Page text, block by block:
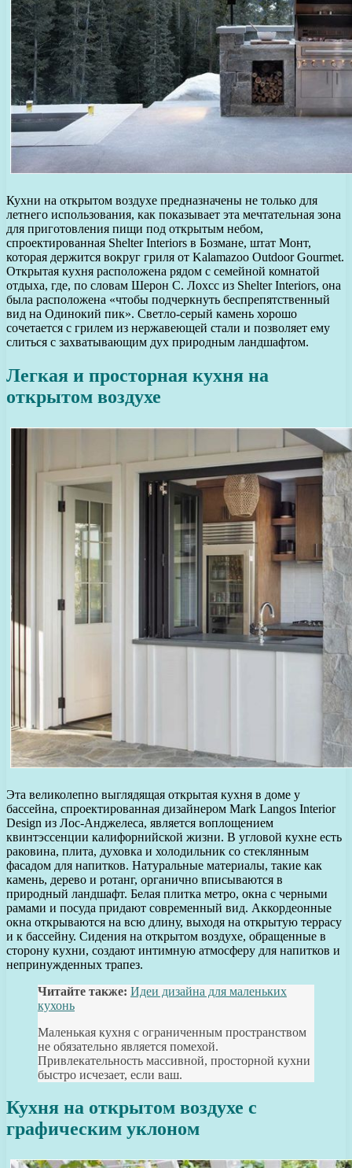
Кухни на открытом воздухе предназначены не только для
летнего использования, как показывает эта мечтательная зона
для приготовления пищи под открытым небом,
спроектированная Shelter Interiors в Бозмане, штат Монт,
которая держится вокруг гриля от Kalamazoo Outdoor Gourmet.
Открытая кухня расположена рядом с семейной комнатой
отдыха, где, по словам Шерон С. Лохсс из Shelter Interiors, она
была расположена «чтобы подчеркнуть беспрепятственный
вид на Одинокий пик». Светло-серый камень хорошо
сочетается с грилем из нержавеющей стали и позволяет ему
слиться с захватывающим дух природным ландшафтом.
Легкая и просторная кухня на
открытом воздухе
Эта великолепно выглядящая открытая кухня в доме у
бассейна, спроектированная дизайнером Mark Langos Interior
Design из Лос-Анджелеса, является воплощением
квинтэссенции калифорнийской жизни. В угловой кухне есть
раковина, плита, духовка и холодильник со стеклянным
фасадом для напитков. Натуральные материалы, такие как
камень, дерево и ротанг, органично вписываются в
природный ландшафт. Белая плитка метро, окна с черными
рамами и посуда придают современный вид. Аккордеонные
окна открываются на всю длину, выходя на открытую террасу
и к бассейну. Сидения на открытом воздухе, обращенные в
сторону кухни, создают интимную атмосферу для напитков и
непринужденных трапез.
Читайте также: Идеи дизайна для маленьких
кухонь
Маленькая кухня с ограниченным пространством
не обязательно является помехой.
Привлекательность массивной, просторной кухни
быстро исчезает, если ваш.
Кухня на открытом воздухе с
графическим уклоном